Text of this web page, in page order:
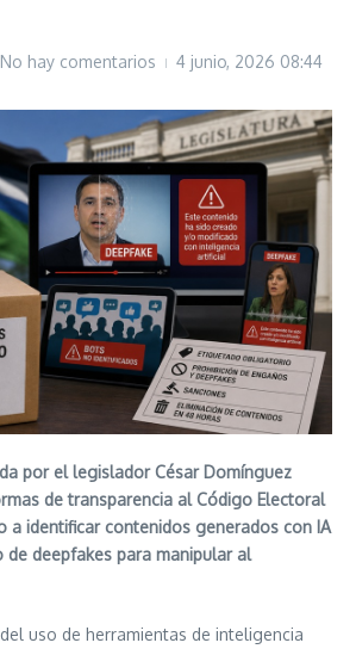
No hay comentarios 4 junio, 2026 08:44
por el legislador César Domínguez
de transparencia al Código Electoral
a identificar contenidos generados con IA
de deepfakes para manipular al
uso de herramientas de inteligencia